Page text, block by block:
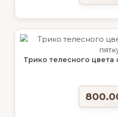
Трико телесного цвета